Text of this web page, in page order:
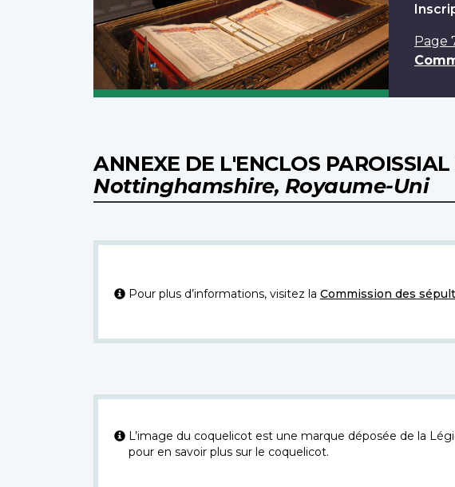
Page
ANNEXE DE L'ENCLOS
Nottinghamshire, Royaume-Uni
Pour plus d’informations, visitez la Commission des
L’image du coquelicot est une marque déposée de la
pour en savoir plus sur le coquelicot.